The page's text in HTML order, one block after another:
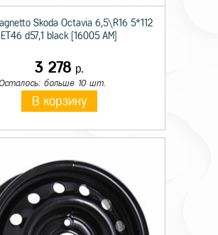
Skoda Octavia 6,5\R16 5*112
ET46 d57,1 black [16005 AM]
3 278 р.
больше 10 шт.
В корзину